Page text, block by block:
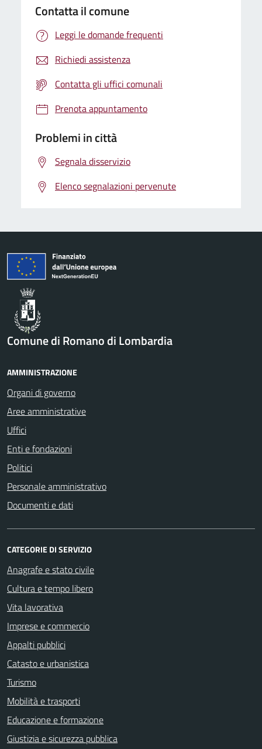
Contatta il comune
Leggi le domande frequenti
Richiedi assistenza
Contatta gli uffici comunali
Prenota appuntamento
Problemi in città
Segnala disservizio
Elenco segnalazioni pervenute
Comune di Romano di Lombardia
AMMINISTRAZIONE
Organi di governo
Aree amministrative
Uffici
Enti e fondazioni
Politici
Personale amministrativo
Documenti e dati
CATEGORIE DI SERVIZIO
Anagrafe e stato civile
Cultura e tempo libero
Vita lavorativa
Imprese e commercio
Appalti pubblici
Catasto e urbanistica
Turismo
Mobilità e trasporti
Educazione e formazione
Giustizia e sicurezza pubblica